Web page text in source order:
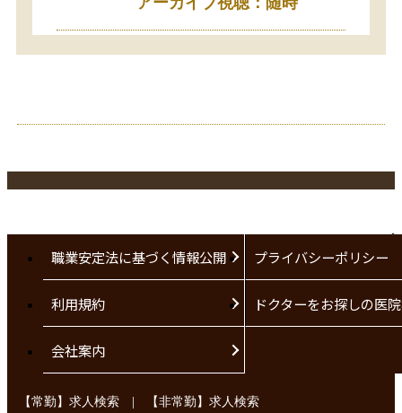
職業安定法に基づく情報公開 プライバシーポリシー
利用規約 ドクターをお探しの医
会社案内
【常勤】求人検索 | 【非常勤】求人検索